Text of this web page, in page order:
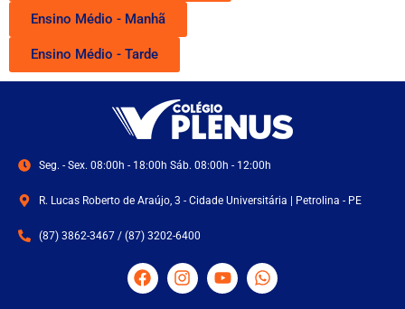
Ensino Médio - Manhã
Ensino Médio - Tarde
Seg. - Sex. 08:00h - 18:00h Sáb. 08:00h - 12:00h
R. Lucas Roberto de Araújo, 3 - Cidade Universitária | Petrolina - PE
(87) 3862-3467 / (87) 3202-6400